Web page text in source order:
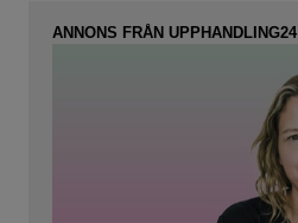
ANNONS FRÅN UPPHANDLING24